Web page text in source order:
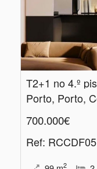
700.000€
Ref: RCCDF05
2